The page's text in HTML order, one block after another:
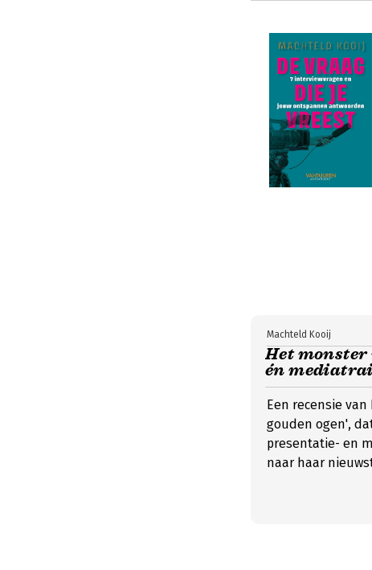
Het monster
én
Machteld Kooij
Een recensie
gouden ogen',
presentatie- en
naar haar